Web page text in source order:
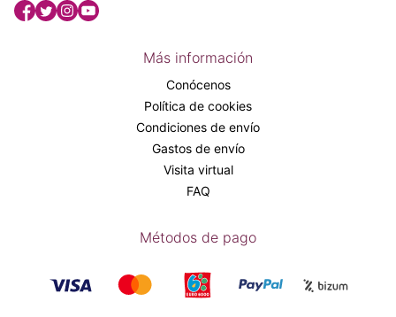
Más información
Conócenos
Política de cookies
Condiciones de envío
Gastos de envío
Visita virtual
FAQ
Métodos de pago